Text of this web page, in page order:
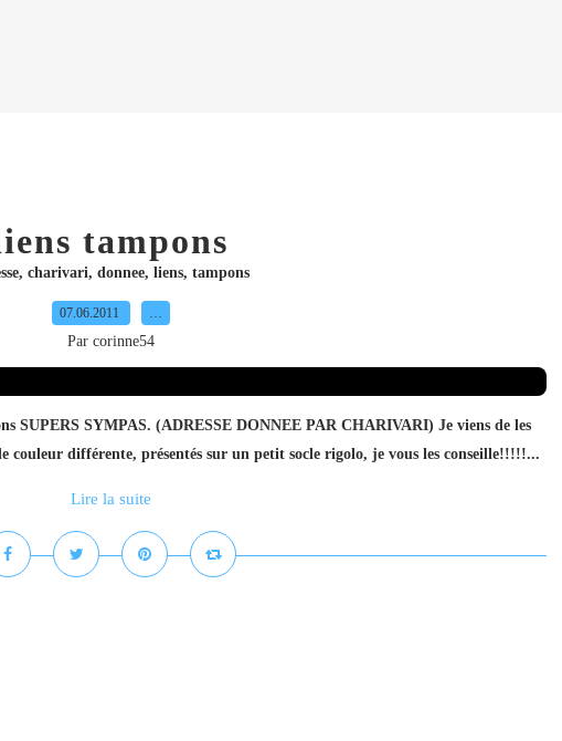
tampons
, charivari, donnee, liens, tampons
07.06.2011 …
Par corinne54
SUPERS SYMPAS. (ADRESSE DONNEE PAR CHARIVARI) Je viens de les
couleur différente, présentés sur un petit socle rigolo, je vous les conseille!!!!!...
Lire la suite